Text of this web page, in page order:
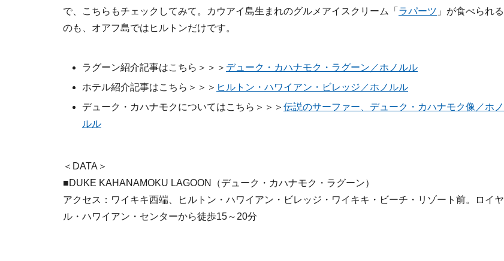
で、こちらもチェックしてみて。カウアイ島生まれのグルメアイスクリーム「 ラパーツ 」が食べられる
のも、オアフ島ではヒルトンだけです。
ラグーン紹介記事はこちら＞＞＞ デューク・カハナモク・ラグーン／ホノルル
ホテル紹介記事はこちら＞＞＞ ヒルトン・ハワイアン・ビレッジ／ホノルル
デューク・カハナモクについてはこちら＞＞＞ 伝説のサーファー、デューク・カハナモク像／ホノ
ルル
＜DATA＞
■DUKE KAHANAMOKU LAGOON（デューク・カハナモク・ラグーン）
アクセス：ワイキキ西端、ヒルトン・ハワイアン・ビレッジ・ワイキキ・ビーチ・リゾート前。ロイヤ
ル・ハワイアン・センターから徒歩15～20分